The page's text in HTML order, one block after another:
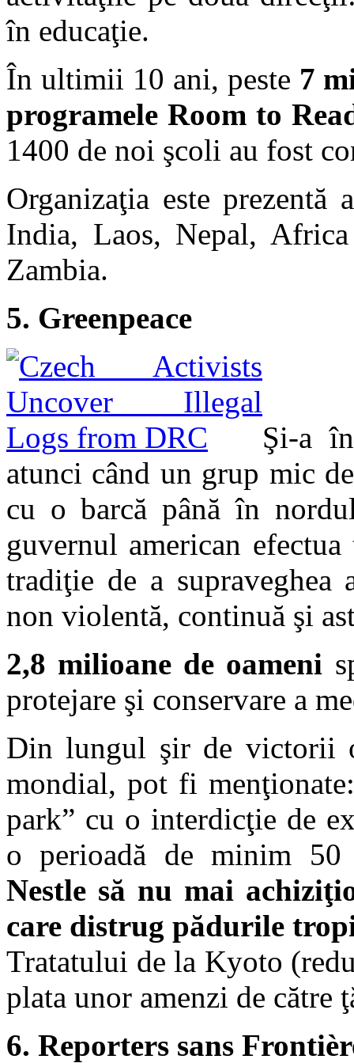
în educaţie.
În ultimii 10 ani, peste 7
programele Room to
1400 de noi şcoli au fost
Organizaţia este prezentă
India, Laos, Nepal,
Zambia.
5. Greenpeace
Şi-a
atunci când un grup mic
cu o barcă până în
guvernul american efectua
tradiţie de a
non violentă, continuă şi
2,8 milioane de oameni
protejare şi conservare a
Din lungul şir de victorii
mondial, pot fi
park” cu o interdicţie de
o perioadă de minim 50
Nestle să nu mai
care distrug pădurile
Tratatului de la Kyoto
plata unor amenzi de către
6. Reporters sans